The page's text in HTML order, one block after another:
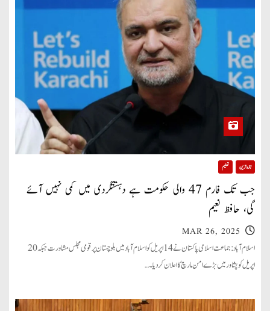
تازہ ترین تعلیم
جب تک فارم 47 والی حکومت ہے دہشتگردی میں کمی نہیں آئے
گی، حافظ نعیم
MAR 26, 2025
اسلام آباد: جماعت اسلامی پاکستان نے 14 اپریل کو اسلام آباد میں بلوچستان پر قومی مجلس مشاورت جبکہ 20
اپریل کو پشاور میں بڑے امن مارچ کا اعلان کر دیا۔…